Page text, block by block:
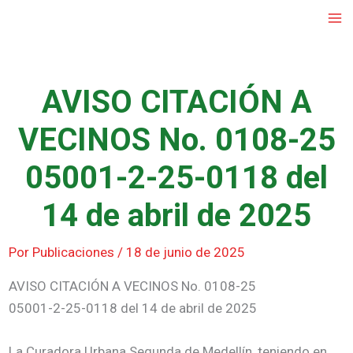
AVISO CITACIÓN A
VECINOS No. 0108-25
05001-2-25-0118 del
14 de abril de 2025
Por Publicaciones / 18 de junio de 2025
AVISO CITACIÓN A VECINOS No. 0108-25
05001-2-25-0118 del 14 de abril de 2025